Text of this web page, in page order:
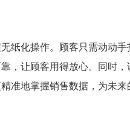
纸化操作。顾客只需动动手
，让顾客用得放心。同时
准地掌握销售数据，为未